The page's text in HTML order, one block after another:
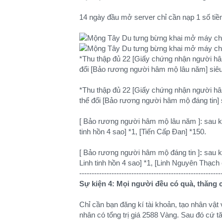
14 ngày đầu mở server chỉ cần nạp 1 số
*Thu thập đủ 22 [Giấy chứng nhận người
đổi [Bảo rương người hâm mộ lâu năm]
*Thu thập đủ 22 [Giấy chứng nhận người
thể đổi [Bảo rương người hâm mộ đáng tin]
[ Bảo rương người hâm mộ lâu năm ]: sau
tinh hồn 4 sao] *1, [Tiến Cấp Đan] *150.
[ Bảo rương người hâm mộ đáng tin ]: sau
Linh tinh hồn 4 sao] *1, [Linh Nguyên
Sự kiện 4: Mọi người đều có quà, thăng
Chỉ cần bạn đăng kí tài khoản, tạo nhân
nhân có tổng trị giá 2588 Vàng. Sau đó cứ